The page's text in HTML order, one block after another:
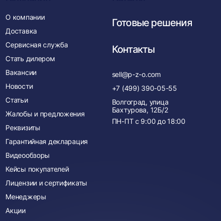
О компании
Доставка
Сервисная служба
Стать дилером
Вакансии
Новости
Статьи
Жалобы и предложения
Реквизиты
Гарантийная декларация
Видеообзоры
Кейсы покупателей
Лицензии и сертификаты
Менеджеры
Акции
Готовые решения
Контакты
sell@p-z-o.com
+7 (499) 390-05-55
Волгоград, улица
Бахтурова, 12Б/2
ПН-ПТ с 9:00 до 18:00